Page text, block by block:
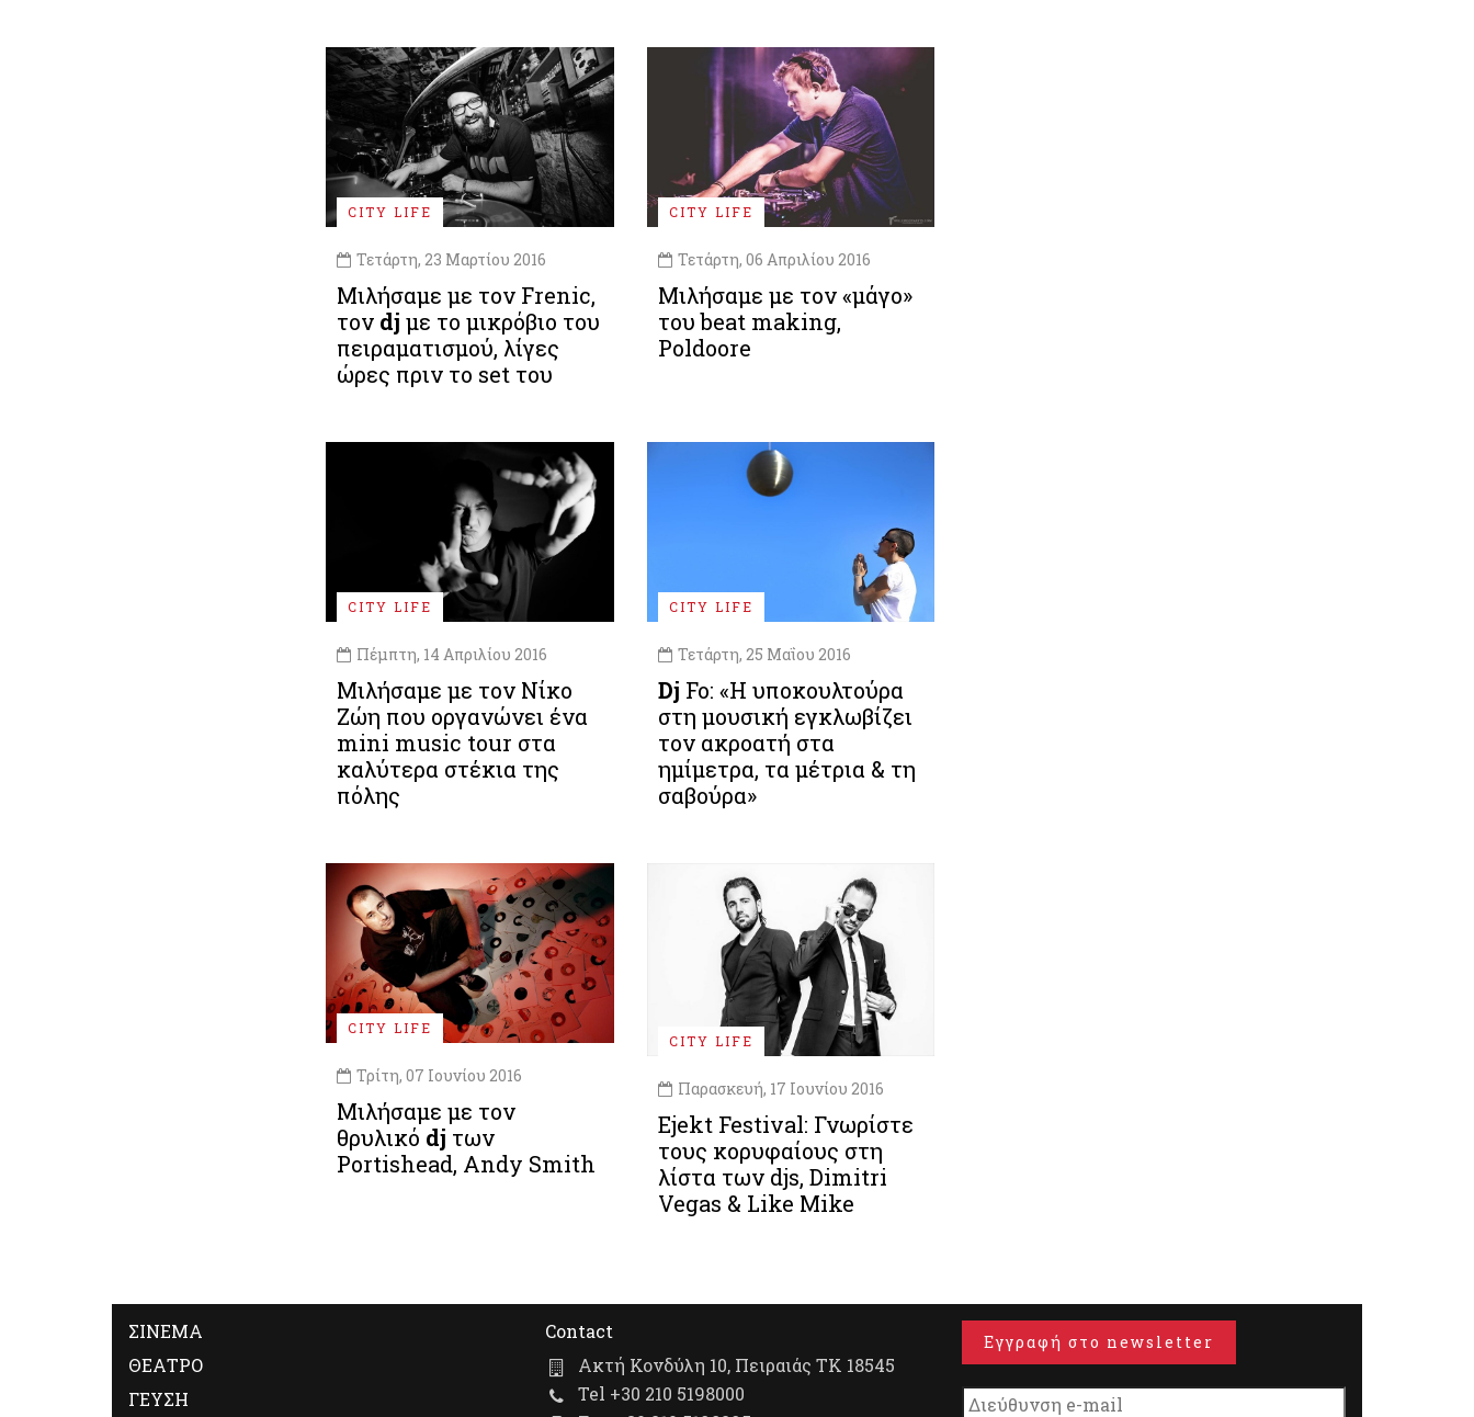
CITY LIFE
Τετάρτη, 23 Μαρτίου 2016
Μιλήσαμε με τον Frenic,
τον dj με το μικρόβιο του
πειραματισμού, λίγες
ώρες πριν το set του
CITY LIFE
Τετάρτη, 06 Απριλίου 2016
Μιλήσαμε με τον «μάγο»
του beat making,
Poldoore
CITY LIFE
Πέμπτη, 14 Απριλίου 2016
Μιλήσαμε με τον Νίκο
Ζώη που οργανώνει ένα
mini music tour στα
καλύτερα στέκια της
πόλης
CITY LIFE
Τετάρτη, 25 Μαΐου 2016
Dj Fo: «Η υποκουλτούρα
στη μουσική εγκλωβίζει
τον ακροατή στα
ημίμετρα, τα μέτρια & τη
σαβούρα»
CITY LIFE
Τρίτη, 07 Ιουνίου 2016
Μιλήσαμε με τον
θρυλικό dj των
Portishead, Andy Smith
CITY LIFE
Παρασκευή, 17 Ιουνίου 2016
Ejekt Festival: Γνωρίστε
τους κορυφαίους στη
λίστα των djs, Dimitri
Vegas & Like Mike
ΣΙΝΕΜΑ
ΘΕΑΤΡΟ
ΓΕΥΣΗ
Contact
Ακτή Κονδύλη 10, Πειραιάς ΤΚ 18545
Tel +30 210 5198000
Εγγραφή στο newsletter